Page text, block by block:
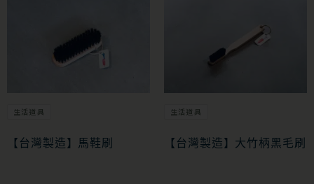
生活道具
【台灣製造】馬鞋刷
生活道具
【台灣製造】大竹柄黑毛刷